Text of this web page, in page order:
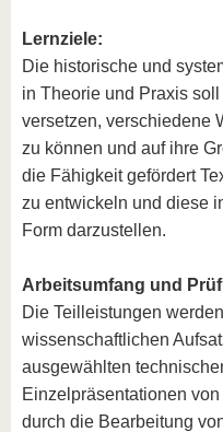
Lernziele:
Die historische und
in Theorie und Praxis
versetzen, verschiedene
zu können und auf ihre
die Fähigkeit gefördert
zu entwickeln und diese
Form darzustellen.
Arbeitsumfang und
Die Teilleistungen
wissenschaftlichen
ausgewählten
Einzelpräsentationen
durch die Bearbeitung